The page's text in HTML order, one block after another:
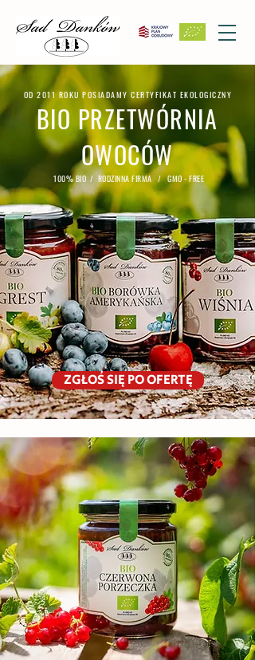
OD 2011 ROKU POSIADAMY CERTYFIKAT EKOLOGICZNY
BIO PRZETWÓRNIA
OWOCÓW
100% BIO / RODZINNA FIRMA / GMO - FREE
ZGŁOŚ SIĘ PO OFERTĘ